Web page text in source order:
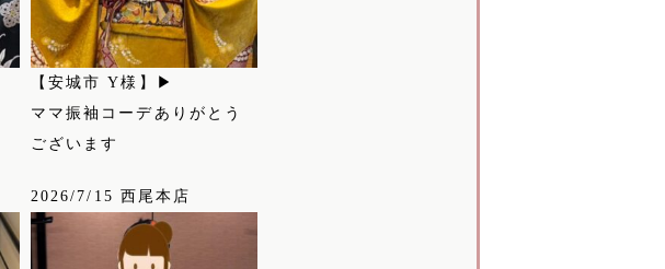
【安城市 Y様】▶
ママ振袖コーデありがとう
ございます
2026/7/15 西尾本店